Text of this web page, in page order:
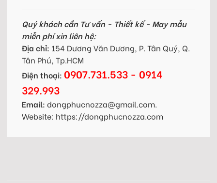
Quý khách cần Tư vấn - Thiết kế - May mẫu
miễn phí xin liên hệ:
Địa chỉ: 154 Dương Văn Dương, P. Tân Quý, Q.
Tân Phú, Tp.HCM
Điện thoại: 0907.731.533 - 0914
329.993
Email: dongphucnozza@gmail.com.
Website: https://dongphucnozza.com